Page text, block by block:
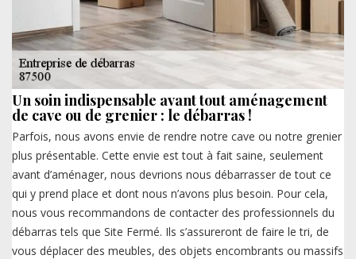
Un soin indispensable avant tout aménagement
de cave ou de grenier : le débarras !
Parfois, nous avons envie de rendre notre cave ou notre grenier
plus présentable. Cette envie est tout à fait saine, seulement
avant d’aménager, nous devrions nous débarrasser de tout ce
qui y prend place et dont nous n’avons plus besoin. Pour cela,
nous vous recommandons de contacter des professionnels du
débarras tels que Site Fermé. Ils s’assureront de faire le tri, de
vous déplacer des meubles, des objets encombrants ou massifs